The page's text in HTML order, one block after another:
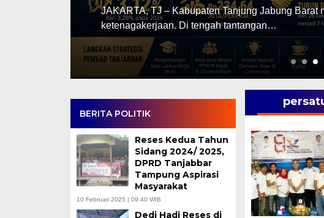
JAKARTA, TJ – Kabupaten Tanjung Jabung Barat
ketenagakerjaan. Di tengah tantangan…
BERITA POLITIK
Reses Kedua Tahun
Sidang 2024/ 2025,
DPRD Tanjabbar
Tampung Aspirasi
Masyarakat
10 Februari 2025 | 09:40 WIB
Dedi Hadi Reses di